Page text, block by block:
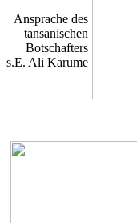
Ansprache des
tansanischen
Botschafters
s.E. Ali Karume